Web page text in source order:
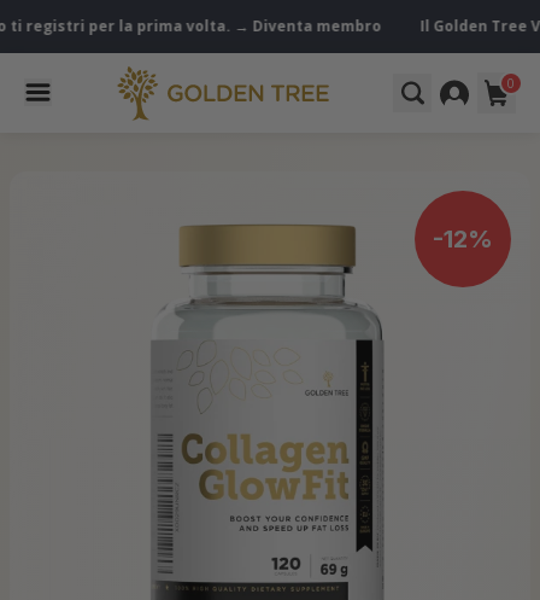
Tree VIP Club è ora attivo! Ricevi vantaggi speciali quando ti
0
-12%